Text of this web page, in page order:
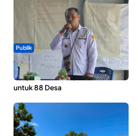
Publik
ABDESI Morotai Apresiasi
Penyaluran ADD Rp3,13 Miliar
untuk 88 Desa